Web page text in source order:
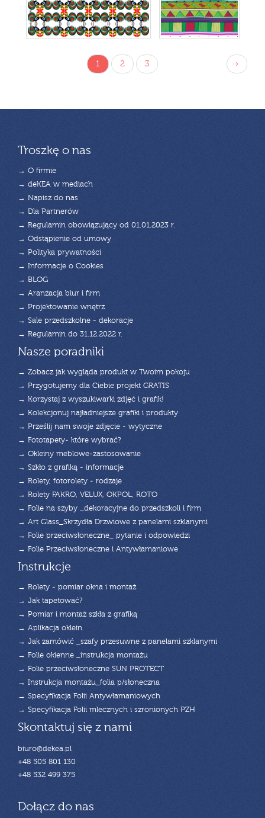
1 2 3 ›
Troszkę o nas
→ O firmie
→ deKEA w mediach
→ Napisz do nas
→ Dla Partnerów
→ Regulamin obowiązujący od 01.01.2023 r.
→ Odstąpienie od umowy
→ Polityka prywatności
→ Informacje o Cookies
→ BLOG
→ Aranżacja biur i firm
→ Projektowanie wnętrz
→ Sale przedszkolne - dekoracje
→ Regulamin do 31.12.2022 r.
Nasze poradniki
→ Zobacz jak wygląda produkt w Twoim pokoju
→ Przygotujemy dla Ciebie projekt GRATIS
→ Korzystaj z wyszukiwarki zdjęć i grafik!
→ Kolekcjonuj najładniejsze grafiki i produkty
→ Prześlij nam swoje zdjęcie - wytyczne
→ Fototapety- które wybrać?
→ Okleiny meblowe-zastosowanie
→ Szkło z grafiką - informacje
→ Rolety, fotorolety - rodzaje
→ Rolety FAKRO, VELUX, OKPOL, ROTO
→ Folie na szyby _dekoracyjne do przedszkoli i firm
→ Art Glass_Skrzydła Drzwiowe z panelami szklanymi
→ Folie przeciwsłoneczne_ pytanie i odpowiedzi
→ Folie Przeciwsłoneczne i Antywłamaniowe
Instrukcje
→ Rolety - pomiar okna i montaż
→ Jak tapetować?
→ Pomiar i montaż szkła z grafiką
→ Aplikacja oklein
→ Jak zamówić _szafy przesuwne z panelami szklanymi
→ Folie okienne _instrukcja montażu
→ Folie przeciwsłoneczne SUN PROTECT
→ Instrukcja montażu_folia p/słoneczna
→ Specyfikacja Folii Antywłamaniowych
→ Specyfikacja Folii mlecznych i szronionych PZH
Skontaktuj się z nami
biuro@dekea.pl
+48 505 801 130
+48 532 499 375
Dołącz do nas